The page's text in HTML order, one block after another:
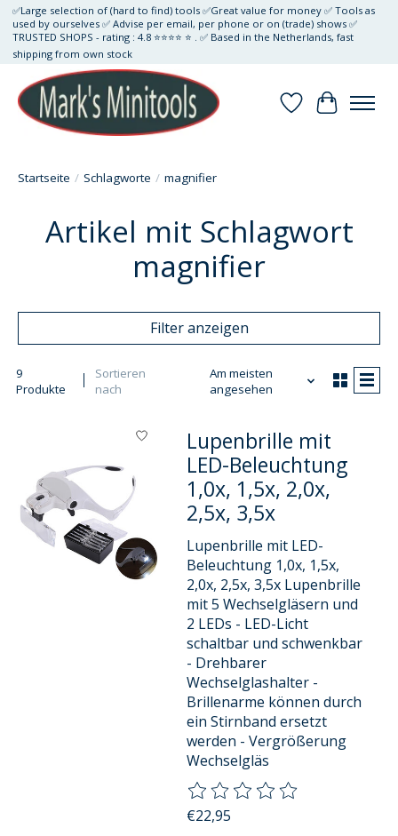
✅Large selection of (hard to find) tools ✅Great value for money ✅ Tools as
used by ourselves ✅ Advise per email, per phone or on (trade) shows ✅
TRUSTED SHOPS - rating : 4.8 ⭐⭐⭐⭐ ⭐ . ✅ Based in the Netherlands, fast
shipping from own stock
Wunschzettel
Ihr
Startseite / Schlagworte / magnifier
Artikel mit Schlagwort
magnifier
Filter anzeigen
9
Produkte
Sortieren
nach
Am meisten
angesehen
Lupenbrille mit
LED-Beleuchtung
1,0x, 1,5x, 2,0x,
2,5x, 3,5x
Lupenbrille mit LED-
Beleuchtung 1,0x, 1,5x,
2,0x, 2,5x, 3,5x Lupenbrille
mit 5 Wechselgläsern und
2 LEDs - LED-Licht
schaltbar und schwenkbar
- Drehbarer
Wechselglashalter -
Brillenarme können durch
ein Stirnband ersetzt
werden - Vergrößerung
Wechselgläs
Die Bewertung dieses
€22,95